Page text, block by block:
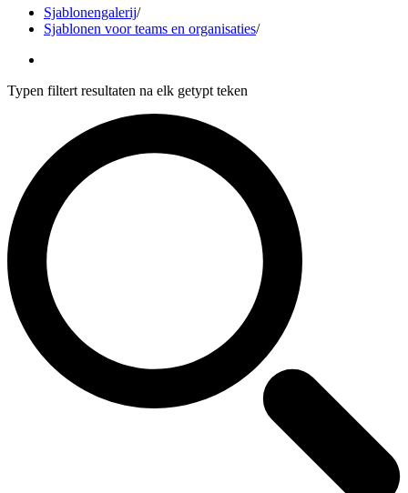
Sjablonengalerij/
Sjablonen voor teams en organisaties/
Typen filtert resultaten na elk getypt teken